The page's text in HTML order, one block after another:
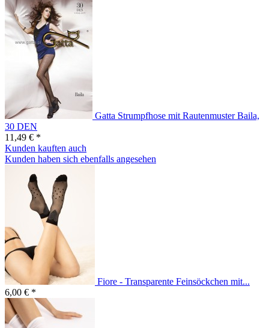
Gatta Strumpfhose mit Rautenmuster Baila,
30 DEN
11,49 € *
Kunden kauften auch
Kunden haben sich ebenfalls angesehen
Fiore - Transparente Feinsöckchen mit...
6,00 € *